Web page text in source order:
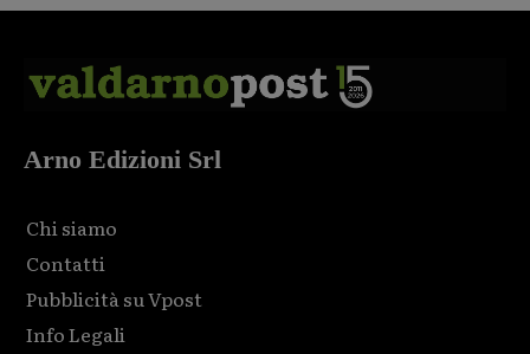
Arno Edizioni Srl
Chi siamo
Contatti
Pubblicità su Vpost
Info Legali